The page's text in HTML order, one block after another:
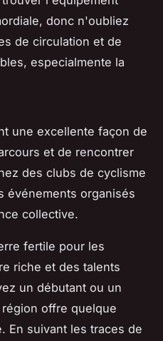
donc n'oubliez
de circulation et de
especialmente la
une excellente façon de
et de rencontrer
des clubs de cyclisme
événements organisés
collective.
fertile pour les
riche et des talents
un débutant ou un
offre quelque
En suivant les traces de